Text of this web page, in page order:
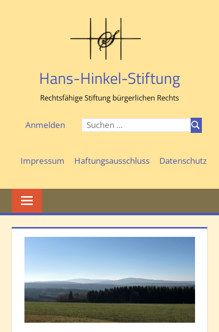
Hans-Hinkel-Stiftung
Rechtsfähige Stiftung bürgerlichen Rechts
Anmelden
Suchen
Suchen
Impressum Haftungsausschluss Datenschutz